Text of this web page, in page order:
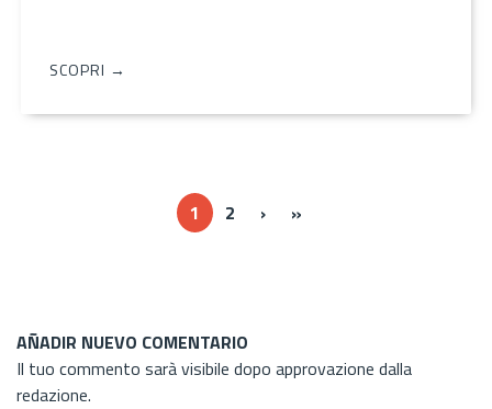
SCOPRI →
1 2 ›Next ›
»
AÑADIR NUEVO COMENTARIO
Il tuo commento sarà visibile dopo approvazione dalla
redazione.